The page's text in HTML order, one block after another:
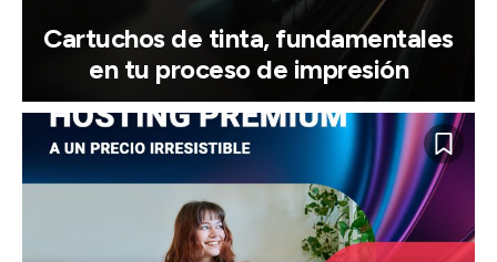
Cartuchos de tinta, fundamentales
en tu proceso de impresión